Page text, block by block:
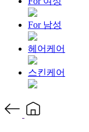
For 남성
헤어케어
스킨케어